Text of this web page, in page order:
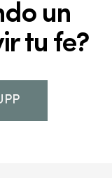
un
tu fe?